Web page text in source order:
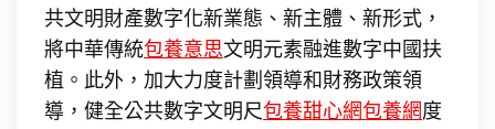
共文明財產數字化新業態、新主體、新形式，
將中華傳統包養意思文明元素融進數字中國扶
植。此外，加大力度計劃領導和財務政策領
導，健全公共數字文明尺包養甜心網包養網度